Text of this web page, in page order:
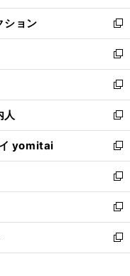
開
く
ウ
で
開
く
ン
ド
ウ
で
開
く
ウ
ィ
ン
ド
ウ
で
開
く
ション
新
し
い
ウ
ィ
ン
ド
ウ
で
開
く
新
し
い
ウ
ィ
ン
ド
ウ
で
開
く
新
し
い
ウ
ィ
ン
ド
ウ
で
開
く
人
新
し
い
ウ
ィ
ン
ド
ウ
で
開
yomitai
新
し
い
ウ
ィ
ン
ド
ウ
新
し
い
ウ
ィ
ン
新
し
い
ウ
新
し